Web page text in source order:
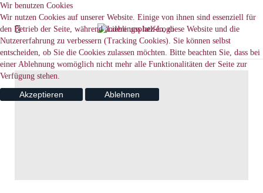
Wir benutzen Cookies
Wir nutzen Cookies auf unserer Website. Einige von ihnen sind essenziell für
den Betrieb der Seite, während andere uns helfen, diese Website und die
Nutzererfahrung zu verbessern (Tracking Cookies). Sie können selbst
entscheiden, ob Sie die Cookies zulassen möchten. Bitte beachten Sie, dass bei
einer Ablehnung womöglich nicht mehr alle Funktionalitäten der Seite zur
Verfügung stehen.
Akzeptieren Ablehnen